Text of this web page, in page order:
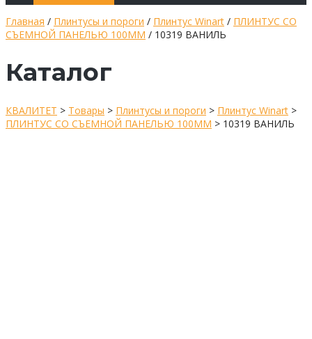
Главная / Плинтусы и пороги / Плинтус Winart / ПЛИНТУС СО
СЪЕМНОЙ ПАНЕЛЬЮ 100ММ / 10319 ВАНИЛЬ
Каталог
КВАЛИТЕТ > Товары > Плинтусы и пороги > Плинтус Winart >
ПЛИНТУС СО СЪЕМНОЙ ПАНЕЛЬЮ 100ММ > 10319 ВАНИЛЬ